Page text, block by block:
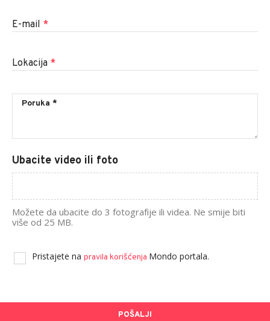
E-mail *
Lokacija *
Ubacite video ili foto
Možete da ubacite do 3 fotografije ili videa. Ne smije biti
više od 25 MB.
Pristajete na pravila korišćenja Mondo portala.
POŠALJI